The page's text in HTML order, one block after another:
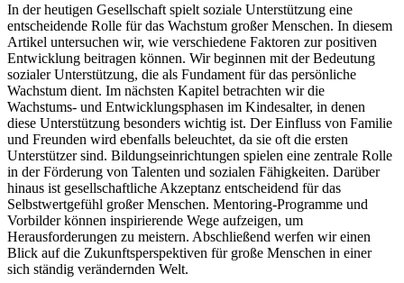
In der heutigen Gesellschaft spielt soziale Unterstützung eine
entscheidende Rolle für das Wachstum großer Menschen. In diesem
Artikel untersuchen wir, wie verschiedene Faktoren zur positiven
Entwicklung beitragen können. Wir beginnen mit der Bedeutung
sozialer Unterstützung, die als Fundament für das persönliche
Wachstum dient. Im nächsten Kapitel betrachten wir die
Wachstums- und Entwicklungsphasen im Kindesalter, in denen
diese Unterstützung besonders wichtig ist. Der Einfluss von Familie
und Freunden wird ebenfalls beleuchtet, da sie oft die ersten
Unterstützer sind. Bildungseinrichtungen spielen eine zentrale Rolle
in der Förderung von Talenten und sozialen Fähigkeiten. Darüber
hinaus ist gesellschaftliche Akzeptanz entscheidend für das
Selbstwertgefühl großer Menschen. Mentoring-Programme und
Vorbilder können inspirierende Wege aufzeigen, um
Herausforderungen zu meistern. Abschließend werfen wir einen
Blick auf die Zukunftsperspektiven für große Menschen in einer
sich ständig verändernden Welt.